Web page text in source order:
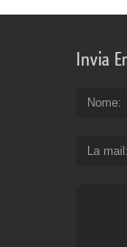
Invia
Nome
La mail